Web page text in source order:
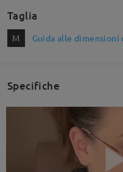
Taglia
M Guida alle
Specifiche